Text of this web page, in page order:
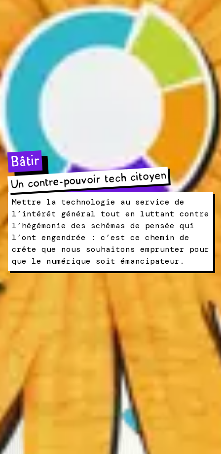
Bâtir
Un contre-pouvoir tech citoyen
Mettre la technologie au service de
l’intérêt général tout en luttant contre
l’hégémonie des schémas de pensée qui
l’ont engendrée : c’est ce chemin de
crête que nous souhaitons emprunter pour
que le numérique soit émancipateur.